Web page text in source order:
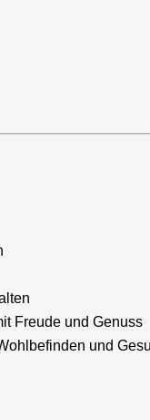
Freude und Genuss
und